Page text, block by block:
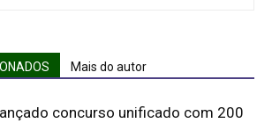
Mais do autor
concurso unificado com 200